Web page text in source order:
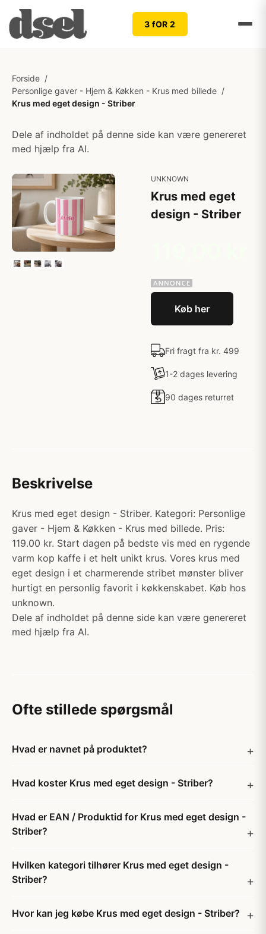
3 fOR 2
Forside /
Personlige gaver - Hjem & Køkken - Krus med billede /
Krus med eget design - Striber
Dele af indholdet på denne side kan være genereret
med hjælp fra AI.
UNKNOWN
Krus med eget
design - Striber
Køb her
Fri fragt fra kr. 499
1-2 dages levering
90 dages returret
Beskrivelse
Krus med eget design - Striber. Kategori: Personlige
gaver - Hjem & Køkken - Krus med billede. Pris:
119.00 kr. Start dagen på bedste vis med en rygende
varm kop kaffe i et helt unikt krus. Vores krus med
eget design i et charmerende stribet mønster bliver
hurtigt en personlig favorit i køkkenskabet. Køb hos
unknown.
Dele af indholdet på denne side kan være genereret
med hjælp fra AI.
Ofte stillede spørgsmål
Hvad er navnet på produktet?
Hvad koster Krus med eget design - Striber?
Hvad er EAN / Produktid for Krus med eget design -
Striber?
Hvilken kategori tilhører Krus med eget design -
Striber?
Hvor kan jeg købe Krus med eget design - Striber?